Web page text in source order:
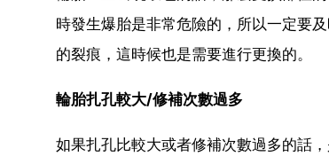
時發生爆胎是非常危險的，所以一定要
的裂痕，這時候也是需要進行更換的。
輪胎扎孔較大/修補次數過多
如果扎孔比較大或者修補次數過多的話